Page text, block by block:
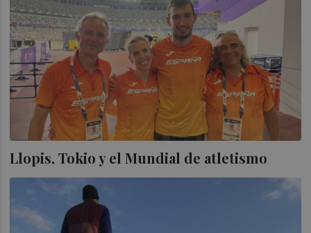
Llopis, Tokio y el Mundial de atletismo